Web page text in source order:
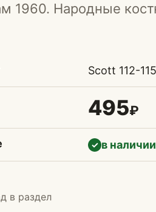
1960. Народные
Scott 112-115
495₽
✓ в наличии
в раздел